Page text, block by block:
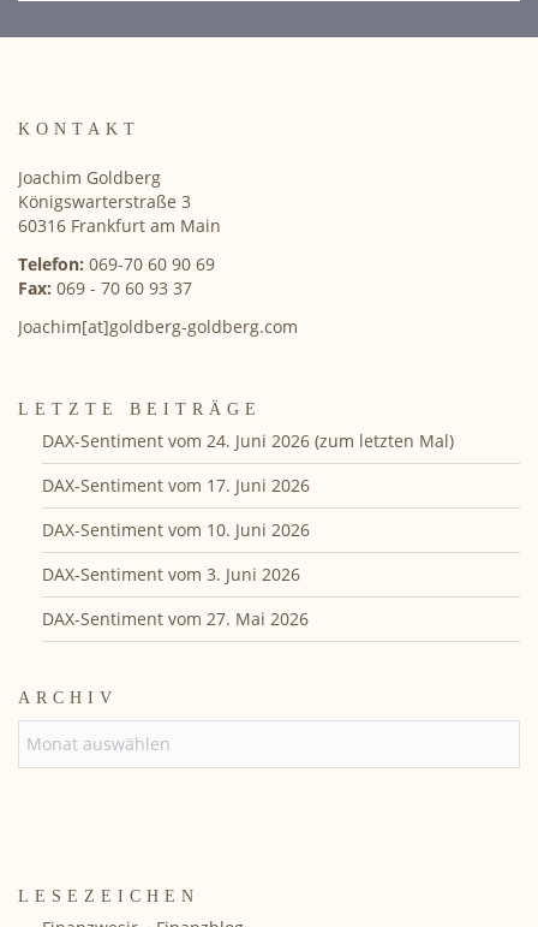
KONTAKT
Joachim Goldberg
Königswarterstraße 3
60316 Frankfurt am Main
Telefon: 069-70 60 90 69
Fax: 069 - 70 60 93 37
Joachim[at]goldberg-goldberg.com
LETZTE BEITRÄGE
DAX-Sentiment vom 24. Juni 2026 (zum letzten Mal)
DAX-Sentiment vom 17. Juni 2026
DAX-Sentiment vom 10. Juni 2026
DAX-Sentiment vom 3. Juni 2026
DAX-Sentiment vom 27. Mai 2026
ARCHIV
LESEZEICHEN